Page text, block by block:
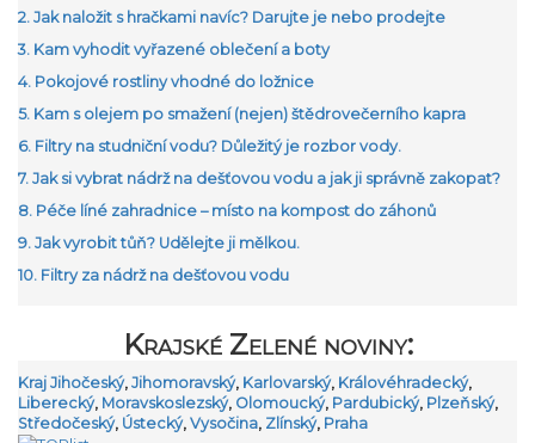
2. Jak naložit s hračkami navíc? Darujte je nebo prodejte
3. Kam vyhodit vyřazené oblečení a boty
4. Pokojové rostliny vhodné do ložnice
5. Kam s olejem po smažení (nejen) štědrovečerního kapra
6. Filtry na studniční vodu? Důležitý je rozbor vody.
7. Jak si vybrat nádrž na dešťovou vodu a jak ji správně zakopat?
8. Péče líné zahradnice – místo na kompost do záhonů
9. Jak vyrobit tůň? Udělejte ji mělkou.
10. Filtry za nádrž na dešťovou vodu
Krajské Zelené noviny:
Kraj Jihočeský, Jihomoravský, Karlovarský, Královéhradecký,
Liberecký, Moravskoslezský, Olomoucký, Pardubický, Plzeňský,
Středočeský, Ústecký, Vysočina, Zlínský, Praha